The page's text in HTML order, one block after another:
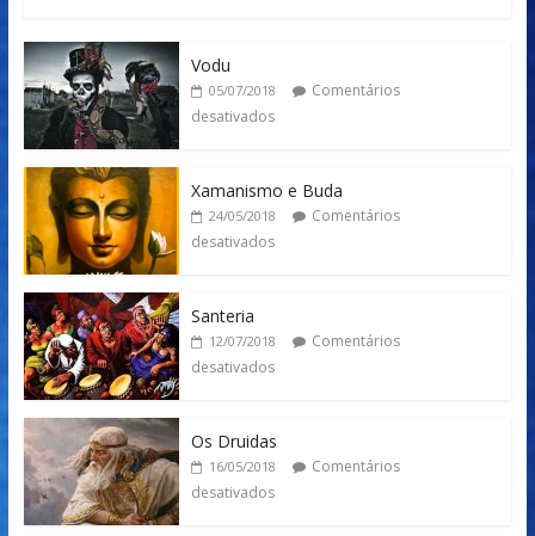
Vodu
05/07/2018
Comentários
desativados
Xamanismo e Buda
24/05/2018
Comentários
desativados
Santeria
12/07/2018
Comentários
desativados
Os Druidas
16/05/2018
Comentários
desativados